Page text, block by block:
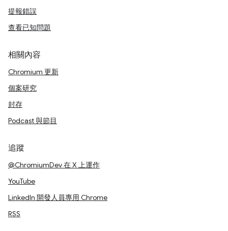
提報錯誤
查看已知問題
相關內容
Chromium 更新
個案研究
封存
Podcast 與節目
追蹤
@ChromiumDev 在 X 上運作
YouTube
LinkedIn 開發人員專用 Chrome
RSS